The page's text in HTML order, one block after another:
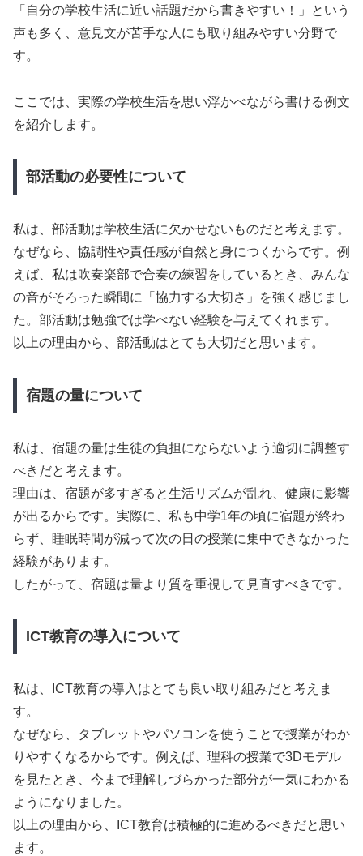
「自分の学校生活に近い話題だから書きやすい！」という
声も多く、意見文が苦手な人にも取り組みやすい分野で
す。
ここでは、実際の学校生活を思い浮かべながら書ける例文
を紹介します。
部活動の必要性について
私は、部活動は学校生活に欠かせないものだと考えます。
なぜなら、協調性や責任感が自然と身につくからです。例
えば、私は吹奏楽部で合奏の練習をしているとき、みんな
の音がそろった瞬間に「協力する大切さ」を強く感じまし
た。部活動は勉強では学べない経験を与えてくれます。
以上の理由から、部活動はとても大切だと思います。
宿題の量について
私は、宿題の量は生徒の負担にならないよう適切に調整す
べきだと考えます。
理由は、宿題が多すぎると生活リズムが乱れ、健康に影響
が出るからです。実際に、私も中学1年の頃に宿題が終わ
らず、睡眠時間が減って次の日の授業に集中できなかった
経験があります。
したがって、宿題は量より質を重視して見直すべきです。
ICT教育の導入について
私は、ICT教育の導入はとても良い取り組みだと考えま
す。
なぜなら、タブレットやパソコンを使うことで授業がわか
りやすくなるからです。例えば、理科の授業で3Dモデル
を見たとき、今まで理解しづらかった部分が一気にわかる
ようになりました。
以上の理由から、ICT教育は積極的に進めるべきだと思い
ます。